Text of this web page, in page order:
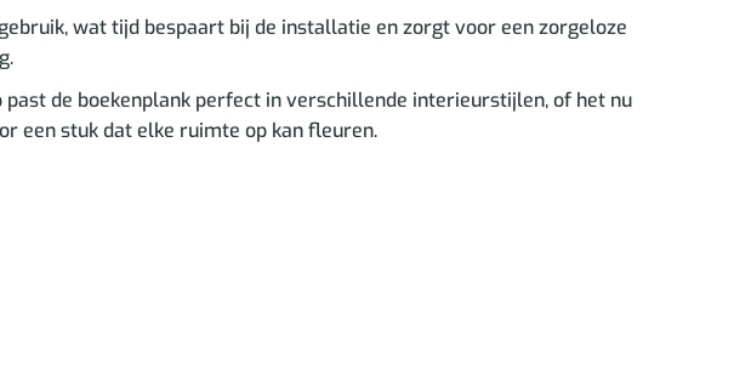
wat tijd bespaart bij de installatie en zorgt voor een zorgeloze
de boekenplank perfect in verschillende interieurstijlen, of het nu
een stuk dat elke ruimte op kan fleuren.